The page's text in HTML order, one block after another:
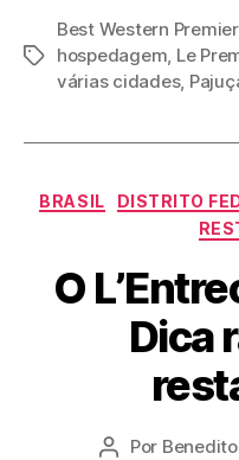
Tags
Best Western Premier
hospedagem Le
várias cidades,
BRASIL DISTRITO
O
Dica
Autor
Por